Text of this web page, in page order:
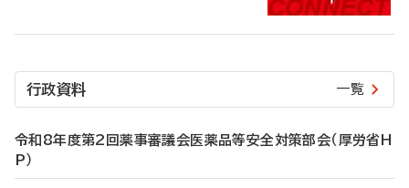
行政資料 一覧
令和8年度第2回薬事審議会医薬品等安全対策部会（厚労省H
P）